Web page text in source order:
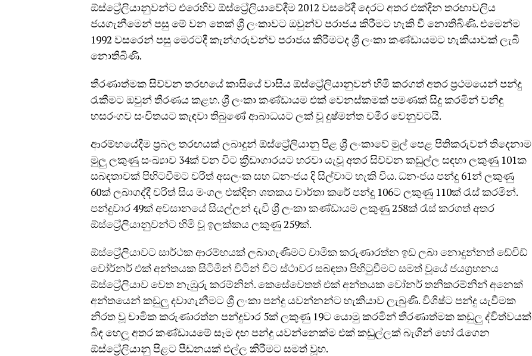
ඕස්ට්‍රේලියානුවන්ට එරෙහිව ඕස්ට්‍රේලියාවේදීම 2012 වසරේදී දෙරට අතර එක්දින තරඟාවලිය
ජයගැනීමෙන් පසු මේ වන තෙක් ශ්‍රී ලංකාවට ඔවුන්ව පරාජය කිරීමට හැකි වී නොතිබිණි. එමෙන්ම
1992 වසරෙන් පසු මෙරටදී කැන්ගරුවන්ව පරාජය කිරීමටද ශ්‍රී ලංකා කණ්ඩායමට හැකියාවක් ලැබී
නොතිබිණි.
තීරණාත්මක සිව්වන තරඟයේ කාසියේ වාසිය ඕස්ට්‍රේලියානුවන් හිමි කරගත් අතර ප්‍රථමයෙන් පන්දු
රැකීමට ඔවුන් තීරණය කළහ. ශ්‍රී ලංකා කණ්ඩායම එක් වෙනස්කමක් පමණක් සිදු කරමින් වනිඳු
හසරංගව සංචිතයට කැඳවා තිබුණේ ආබාධයට ලක් වූ දුෂ්මන්ත චමීර වෙනුවටයි.
ආරම්භයේදීම ප්‍රබල තරඟයක් ලබාදුන් ඕස්ට්‍රේලියානු පිළ ශ්‍රී ලංකාවේ මුල් පෙළ පිතිකරුවන් තිදෙනාම
මුලු ලකුණු සංඛ්‍යාව 34ක් වන විට ක්‍රීඩාගාරයට හරවා යැවූ අතර සිව්වන කඩුල්ල සඳහා ලකුණු 101ක
සබඳතාවක් පිහිටවීමට චරිත් අසලංක සහ ධනංජය දි සිල්වාට හැකි විය. ධනංජය පන්දු 61න් ලකුණු
60ක් ලබාගද්දී චරිත් සිය මංගල එක්දින ශතකය වාර්තා කරේ පන්දු 106ට ලකුණු 110ක් රැස් කරමින්.
පන්දුවාර 49ක් අවසානයේ සියල්ලන් දැවී ශ්‍රී ලංකා කණ්ඩායම ලකුණු 258ක් රැස් කරගත් අතර
ඕස්ට්‍රේලියානුවන්ට හිමි වූ ඉලක්කය ලකුණු 259ක්.
ඕස්ට්‍රේලියාවට සාර්ථක ආරම්භයක් ලබාගැණීමට චාමික කරුණාරත්න ඉඩ ලබා නොදුන්නත් ඩේවිඩ්
වෝර්නර් එක් අන්තයක සිටිමින් විටින් විට ස්ථාවර සබඳතා පිහිටුවීමට සමත් වූයේ ජයග්‍රහනය
ඕස්ට්‍රේලියාව වෙත නැඹුරු කරම්නින්. කෙසේවෙතත් එක් අන්තයක වෝනර් තනිකරම්නින් අනෙක්
අන්තයෙන් කඩුලු දවාගැනීමට ශ්‍රී ලංකා පන්දු යවන්නන්ට හැකියාව ලැබුණි. විශිෂ්ට පන්දු යැවීමක
නිරත වූ චාමික කරුණාරත්න පන්දුවාර 5ක් ලකුණු 19ට යොමු කරමින් තීරණාත්මක කඩුලු ද්විත්වයක්
බිඳ හෙලූ අතර කණ්ඩායමේ සෑම දඟ පන්දු යවන්නෙක්ම එක් කඩුල්ලක් බැගින් හෝ රැගෙන
ඕස්ට්‍රේලියානු පිළට පීඩනයක් එල්ල කිරීමට සමත් වූහ.